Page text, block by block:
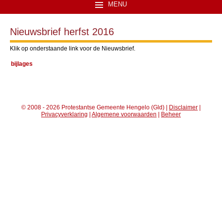
MENU
Nieuwsbrief herfst 2016
Klik op onderstaande link voor de Nieuwsbrief.
bijlages
© 2008 - 2026 Protestantse Gemeente Hengelo (Gld) | Disclaimer |
Privacyverklaring | Algemene voorwaarden | Beheer